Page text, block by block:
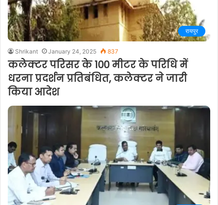
रायपुर
Shrikant January 24, 2025 837
कलेक्टर परिसर के 100 मीटर के परिधि में
धरना प्रदर्शन प्रतिबंधित, कलेक्टर ने जारी
किया आदेश